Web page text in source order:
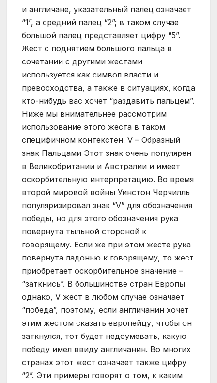
и англичане, указательный палец означает
“1”, а средний палец “2”; в таком случае
большой палец представляет цифру “5”.
Жест с поднятием большого пальца в
сочетании с другими жестами
используется как символ власти и
превосходства, а также в ситуациях, когда
кто-нибудь вас хочет “раздавить пальцем”.
Ниже мы внимательнее рассмотрим
использование этого жеста в таком
специфичном контекстен. V – Образный
знак Пальцами Этот знак очень популярен
в Великобритании и Австралии и имеет
оскорбительную интерпретацию. Во время
второй мировой войны Уинстон Черчилль
популяризировал знак “V” для обозначения
победы, но для этого обозначения рука
повернута тыльной стороной к
говорящему. Если же при этом жесте рука
повернута ладонью к говорящему, то жест
приобретает оскорбительное значение –
“заткнись”. В большинстве стран Европы,
однако, V жест в любом случае означает
“победа”, поэтому, если англичанин хочет
этим жестом сказать европейцу, чтобы он
заткнулся, тот будет недоумевать, какую
победу имел ввиду англичанин. Во многих
странах этот жест означает также цифру
“2”. Эти примеры говорят о том, к каким